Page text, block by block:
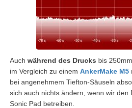
Auch während des Drucks bis
im Vergleich zu einem AnkerMake M5
bei angenehmem Tiefton-Säuseln
sich auch nichts ändern, wenn wir den
Sonic Pad betreiben.